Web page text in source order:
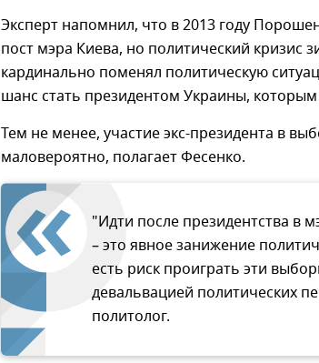
Эксперт напомнил, что в 2013 году
пост мэра Киева, но политический кризис
кардинально поменял политическую
шанс стать президентом Украины,
Тем не менее, участие экс-президента в
маловероятно, полагает Фесенко.
"Идти после президентства в
– это явное занижение
есть риск проиграть эти
девальвацией политических
политолог.